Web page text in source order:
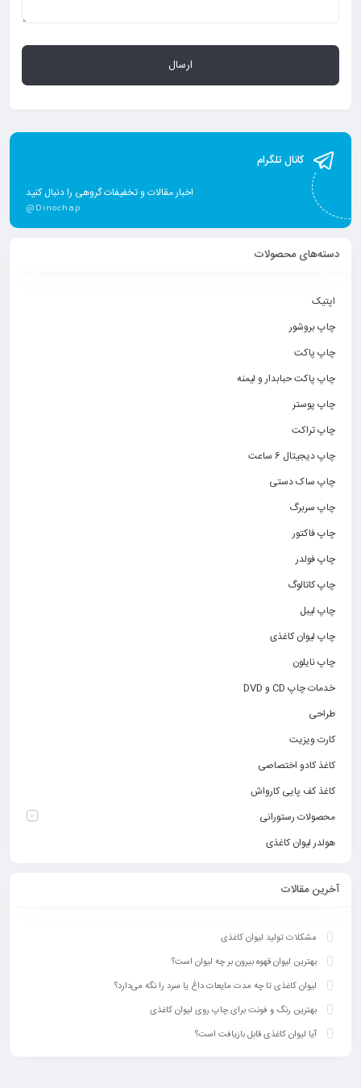
کانال تلگرام
اخبار مقالات و تخفیفات گروهی را دنبال کنید
@Dinochap
دسته‌های محصولات
اپتیک
چاپ بروشور
چاپ پاکت
چاپ پاکت حبابدار و لیمنه
چاپ پوستر
چاپ تراکت
چاپ دیجیتال 6 ساعت
چاپ ساک دستی
چاپ سربرگ
چاپ فاکتور
چاپ فولدر
چاپ کاتالوگ
چاپ لیبل
چاپ لیوان کاغذی
چاپ نایلون
خدمات چاپ CD و DVD
طراحی
کارت ویزیت
کاغذ کادو اختصاصی
کاغذ کف پایی کارواش
محصولات رستورانی
هولدر لیوان کاغذی
آخرین مقالات
مشکلات تولید لیوان کاغذی
بهترین لیوان قهوه بیرون بر چه لیوان است؟
لیوان کاغذی تا چه مدت مایعات داغ یا سرد را نگه می‌دارد؟
بهترین رنگ‌ و فونت برای چاپ روی لیوان کاغذی
آیا لیوان کاغذی قابل بازیافت است؟